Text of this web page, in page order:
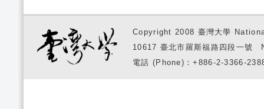
Copyright 2008 臺灣大學
10617 臺北市羅斯福路四段一
電話 (Phone)：+886-2-3366-